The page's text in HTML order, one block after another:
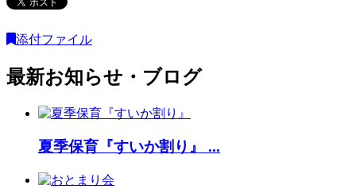
添付ファイル
最新お知らせ・ブログ
夏季保育『すいか割り』 ...